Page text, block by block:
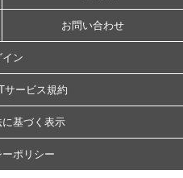
お問い合わせ
イン
サービス規約
基づく表示
ポリシー